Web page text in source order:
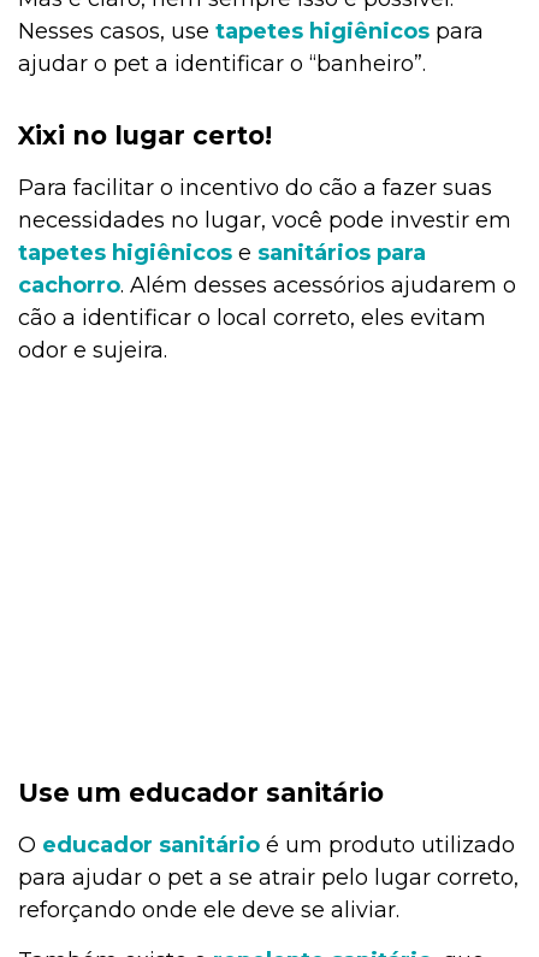
Nesses casos, use tapetes higiênicos para
ajudar o pet a identificar o “banheiro”.
Xixi no lugar certo!
Para facilitar o incentivo do cão a fazer suas
necessidades no lugar, você pode investir em
tapetes higiênicos e sanitários para
cachorro. Além desses acessórios ajudarem o
cão a identificar o local correto, eles evitam
odor e sujeira.
Use um educador sanitário
O educador sanitário é um produto utilizado
para ajudar o pet a se atrair pelo lugar correto,
reforçando onde ele deve se aliviar.